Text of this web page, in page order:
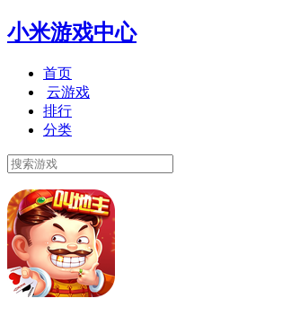
小米游戏中心
首页
云游戏
排行
分类